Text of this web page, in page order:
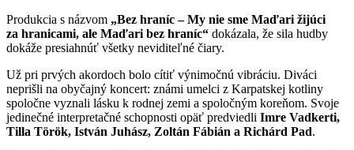
Produkcia s názvom „Bez hraníc – My nie sme Maďari žijúci
za hranicami, ale Maďari bez hraníc“ dokázala, že sila hudby
dokáže presiahnúť všetky neviditeľné čiary.
Už pri prvých akordoch bolo cítiť výnimočnú vibráciu. Diváci
neprišli na obyčajný koncert: známi umelci z Karpatskej kotliny
spoločne vyznali lásku k rodnej zemi a spoločným koreňom. Svoje
jedinečné interpretačné schopnosti opäť predviedli Imre Vadkerti,
Tilla Török, István Juhász, Zoltán Fábián a Richárd Pad.